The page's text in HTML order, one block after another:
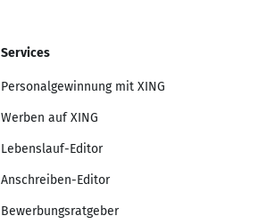
Services
Personalgewinnung mit XING
Werben auf XING
Lebenslauf-Editor
Anschreiben-Editor
Bewerbungsratgeber